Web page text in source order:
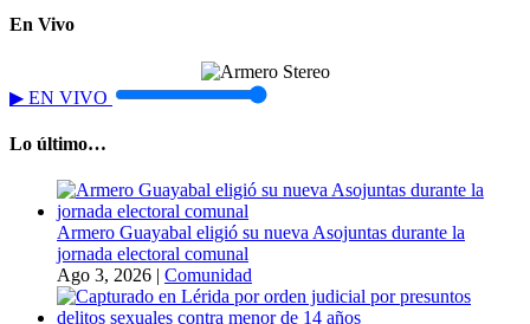
En Vivo
▶ EN VIVO
Lo último…
Armero Guayabal eligió su nueva Asojuntas durante la
jornada electoral comunal
Ago 3, 2026 | Comunidad